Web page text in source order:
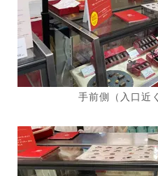
手前側（入口近